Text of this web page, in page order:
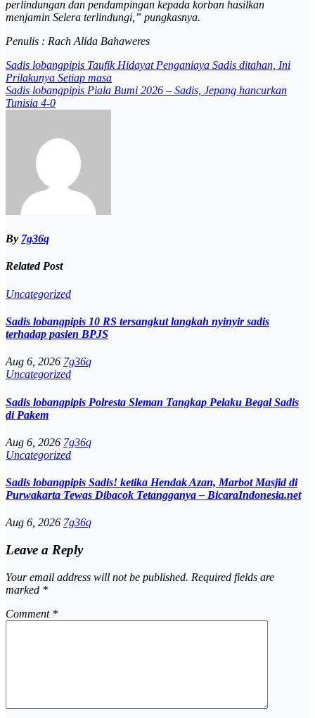
perlindungan dan pendampingan kepada korban hasilkan
menjamin Selera terlindungi,” pungkasnya.
Penulis : Rach Alida Bahaweres
Post
navigation
Sadis lobangpipis Taufik Hidayat Penganiaya Sadis ditahan, Ini
Prilakunya Setiap masa
Sadis lobangpipis Piala Bumi 2026 – Sadis, Jepang hancurkan
Tunisia 4-0
By 7g36q
Related Post
Uncategorized
Sadis lobangpipis 10 RS tersangkut langkah nyinyir sadis
terhadap pasien BPJS
Aug 6, 2026 7g36q
Uncategorized
Sadis lobangpipis Polresta Sleman Tangkap Pelaku Begal Sadis
di Pakem
Aug 6, 2026 7g36q
Uncategorized
Sadis lobangpipis Sadis! ketika Hendak Azan, Marbot Masjid di
Purwakarta Tewas Dibacok Tetangganya – BicaraIndonesia.net
Aug 6, 2026 7g36q
Leave a Reply
Your email address will not be published. Required fields are
marked *
Comment *